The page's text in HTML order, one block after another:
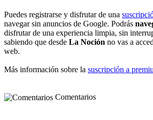
Puedes registrarse y disfrutar de una
navegar sin anuncios de Google. Podrás
disfrutar de una experiencia limpia, sin
sabiendo que desde La Noción no vas a
web.
Más información sobre la suscripción a
Comentarios